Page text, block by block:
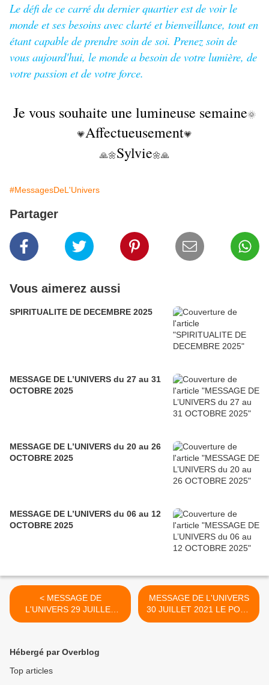
Le défi de ce carré du dernier quartier est de voir le
monde et ses besoins avec clarté et bienveillance, tout en
étant capable de prendre soin de soi. Prenez soin de
vous aujourd'hui, le monde a besoin de votre lumière, de
votre passion et de votre force.
Je vous souhaite une lumineuse semaine🌞
💗Affectueusement💗
🙏🌼Sylvie🌼🙏
#MessagesDeL'Univers
Partager
Vous aimerez aussi
SPIRITUALITE DE DECEMBRE 2025
MESSAGE DE L’UNIVERS du 27 au 31
OCTOBRE 2025
MESSAGE DE L’UNIVERS du 20 au 26
OCTOBRE 2025
MESSAGE DE L’UNIVERS du 06 au 12
OCTOBRE 2025
< MESSAGE DE
L'UNIVERS 29 JUILLET
2021 L'ANGE SE
NOUS AIDER
MESSAGE DE L'UNIVERS
30 JUILLET 2021 LE PONT
EST LA TRANSITION
Hébergé par Overblog
Top articles